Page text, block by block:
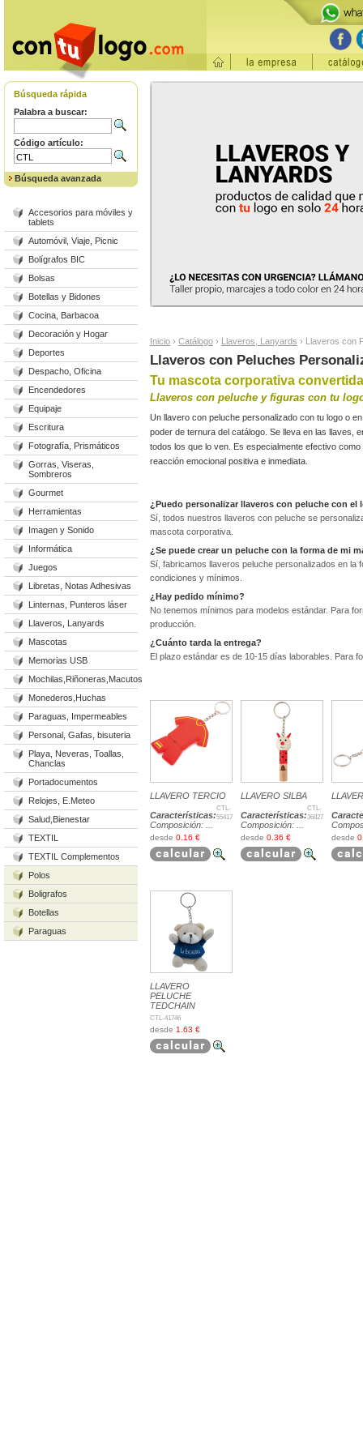
Búsqueda rápida
Palabra a buscar:
Código artículo:
Búsqueda avanzada
Accesorios para móviles y
tablets
Automóvil, Viaje, Picnic
Bolígrafos BIC
Bolsas
Botellas y Bidones
Cocina, Barbacoa
Decoración y Hogar
Deportes
Despacho, Oficina
Encendedores
Equipaje
Escritura
Fotografía, Prismáticos
Gorras, Viseras,
Sombreros
Gourmet
Herramientas
Imagen y Sonido
Informática
Juegos
Libretas, Notas Adhesivas
Linternas, Punteros láser
Llaveros, Lanyards
Mascotas
Memorias USB
Mochilas,Riñoneras,Macutos
Monederos,Huchas
Paraguas, Impermeables
Personal, Gafas, bisuteria
Playa, Neveras, Toallas,
Chanclas
Portadocumentos
Relojes, E.Meteo
Salud,Bienestar
TEXTIL
TEXTIL Complementos
Polos
Boligrafos
Botellas
Paraguas
Inicio › Catálogo › Llaveros, Lanyards › Llaveros con
Llaveros con Peluches
Tu mascota corporativa
Llaveros con peluche y figuras con tu
Un llavero con peluche personalizado con tu logo o
poder de ternura del catálogo. Se lleva en las llaves,
todos los que lo ven. Es especialmente efectivo
reacción emocional positiva e inmediata.
¿Puedo personalizar llaveros con peluche con el
Sí, todos nuestros llaveros con peluche se
mascota corporativa.
¿Se puede crear un peluche con la forma de mi
Sí, fabricamos llaveros peluche personalizados en la
condiciones y mínimos.
¿Hay pedido mínimo?
No tenemos mínimos para modelos estándar. Para
producción.
¿Cuánto tarda la entrega?
El plazo estándar es de 10-15 días laborables. Para
LLAVERO TERCIO
Características:
Composición: ...
CTL-
55417
desde 0.16 €
LLAVERO SILBA
Características:
Composición: ...
CTL-
36827
desde 0.36 € desde
LLAVERO
PELUCHE
TEDCHAIN
CTL-41746
desde 1.63 €